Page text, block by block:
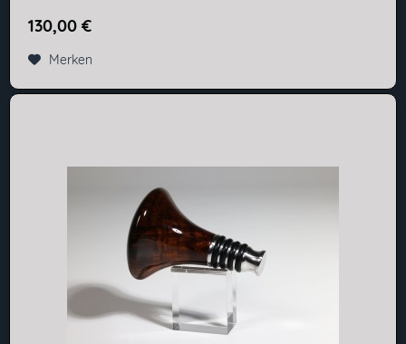
130,00 €
Merken